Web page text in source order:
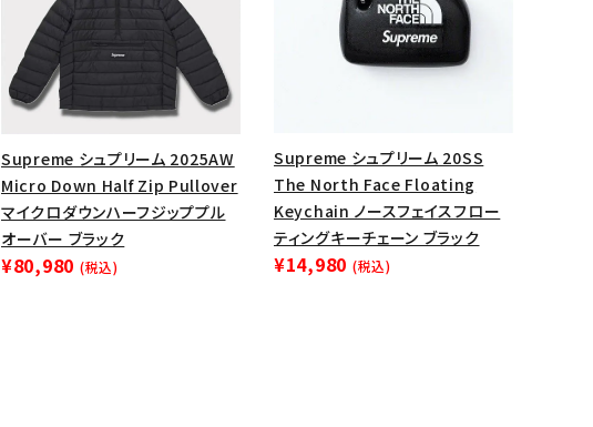
Supreme シュプリーム 2025AW
Micro Down Half Zip Pullover
マイクロダウンハーフジッププル
オーバー ブラック
¥80,980 (税込)
Supreme シュプリーム 20SS
The North Face Floating
Keychain ノースフェイスフロー
ティングキーチェーン ブラック
¥14,980 (税込)